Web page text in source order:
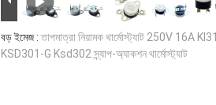
বড় ইমেজ :তাপমাত্রা নিয়ামক থার্মোস্ট্যাট 250V 16A KI31
KSD301-G Ksd302 স্ন্যাপ-অ্যাকশন থার্মোস্ট্যাট